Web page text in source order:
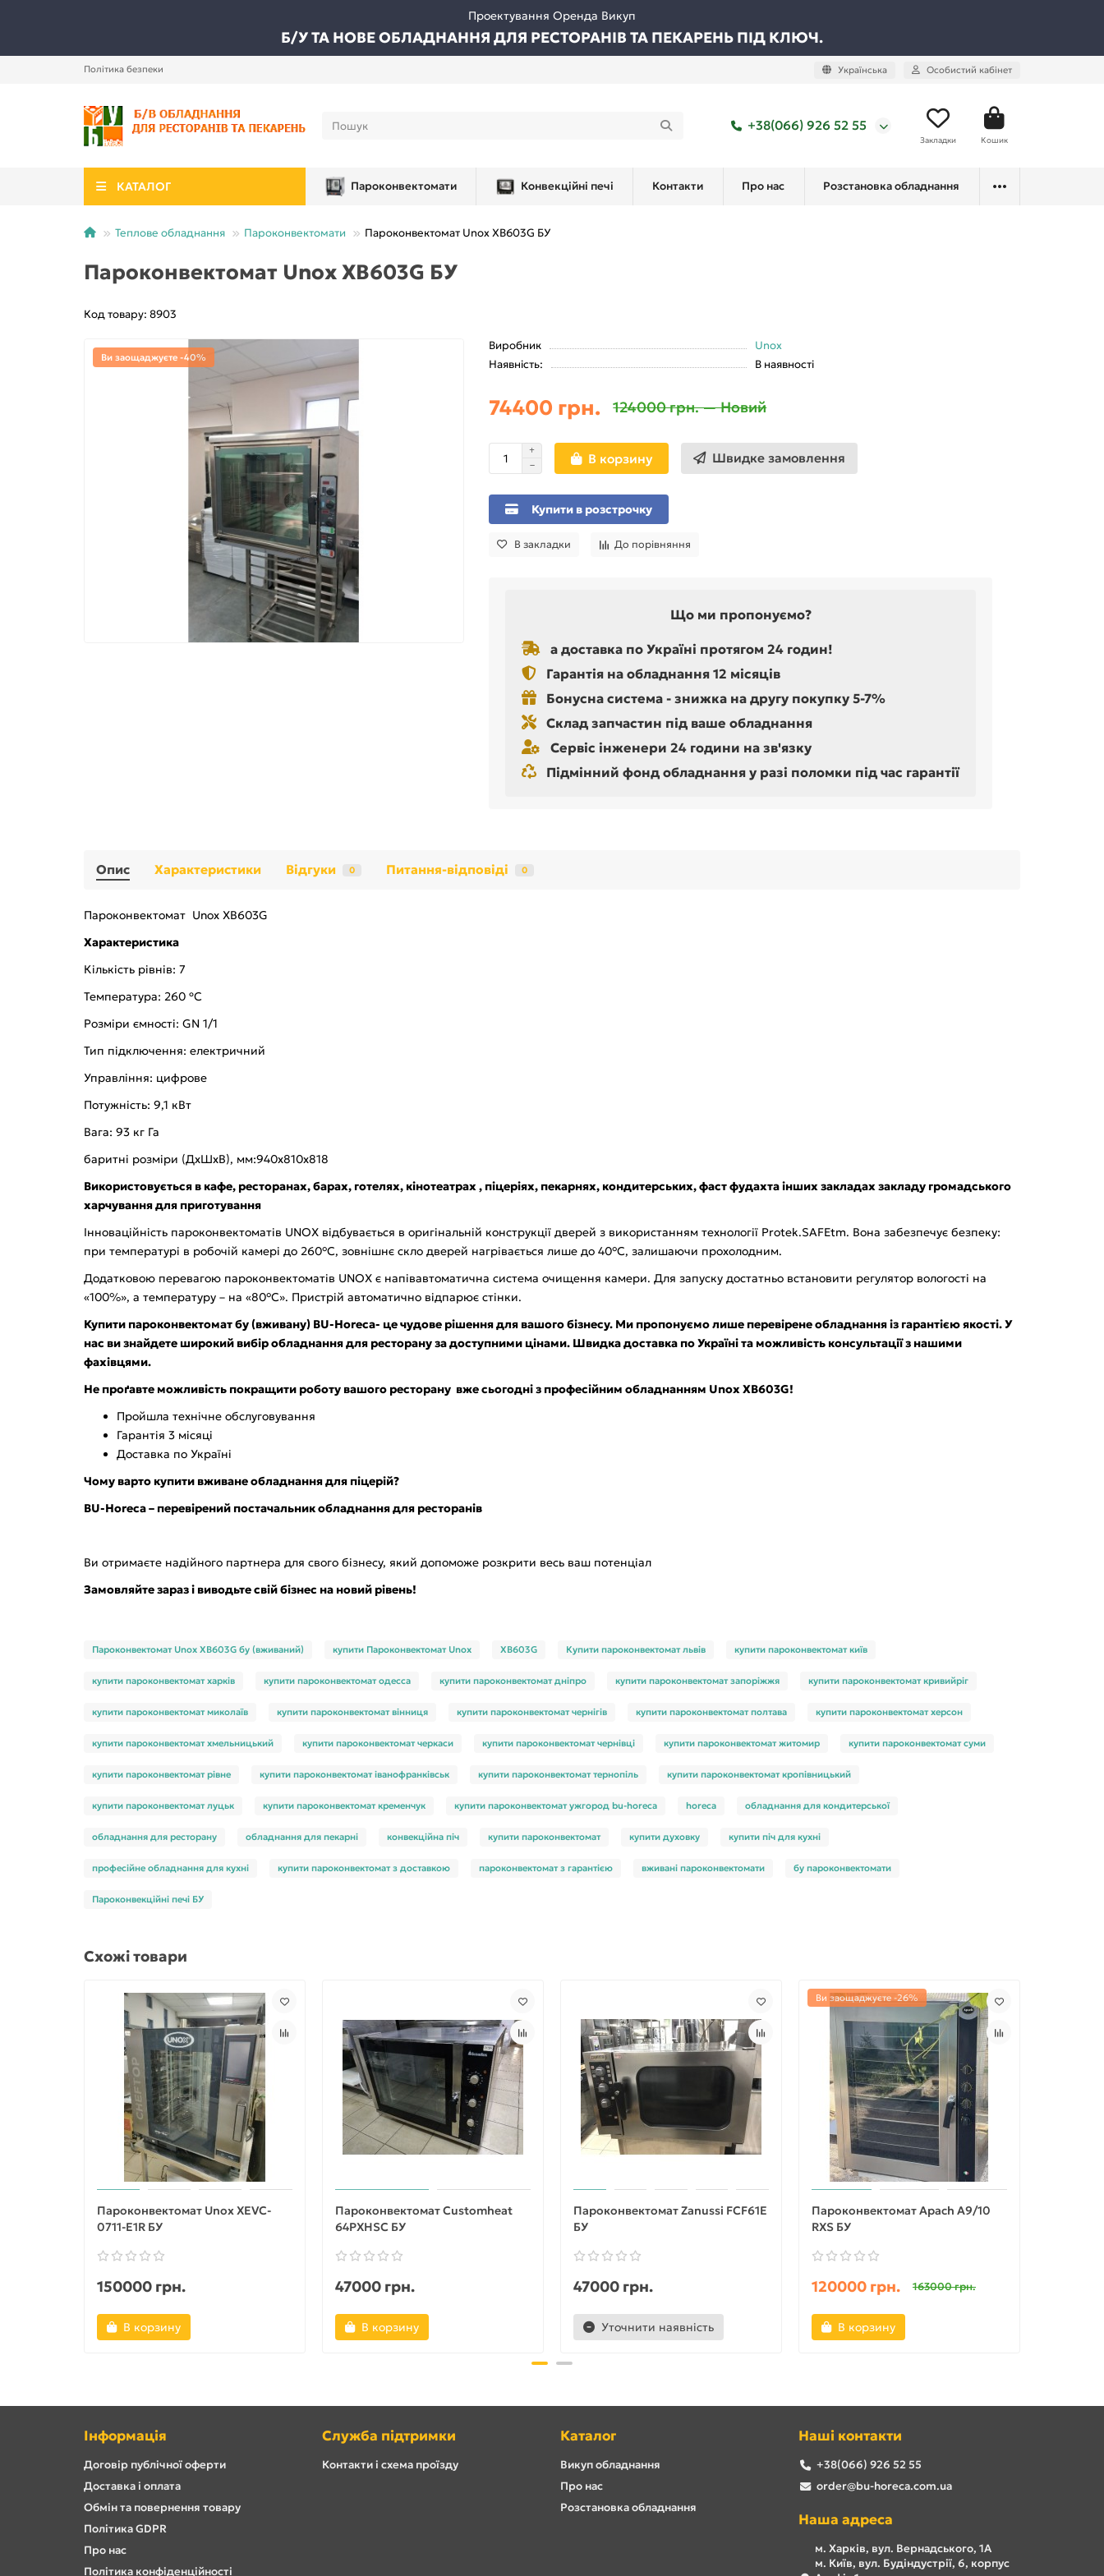
Проектування Оренда Викуп
Б/У ТА НОВЕ ОБЛАДНАННЯ ДЛЯ РЕСТОРАНІВ ТА ПЕКАРЕНЬ ПІД КЛЮЧ.
Політика безпеки Українська Особистий кабінет
+38(066) 926 52 55
Закладки Кошик
КАТАЛОГ Пароконвектомати Конвекційні печі Контакти Про нас Розстановка обладнання
Теплове обладнання Пароконвектомати Пароконвектомат Unox XB603G БУ
Пароконвектомат Unox XB603G БУ
Код товару: 8903
Ви заощаджуєте -40%
Виробник
Unox
Наявність:
В наявності
74400 грн. 124000 грн. — Новий
В корзину Швидке замовлення
Купити в розстрочку
В закладки До порівняння
Що ми пропонуємо?
а доставка по Україні протягом 24 годин!
Гарантія на обладнання 12 місяців
Бонусна система - знижка на другу покупку 5-7%
Склад запчастин під ваше обладнання
Сервіс інженери 24 години на зв'язку
Підмінний фонд обладнання у разі поломки під час гарантії
Опис Характеристики Відгуки 0 Питання-відповіді 0
Пароконвектомат Unox XB603G
Характеристика
Кількість рівнів: 7
Температура: 260 ºC
Розміри ємності: GN 1/1
Тип підключення: електричний
Управління: цифрове
Потужність: 9,1 кВт
Вага: 93 кг Га
баритні розміри (ДхШхВ), мм:940х810х818
Використовується в кафе, ресторанах, барах, готелях, кінотеатрах , піцеріях, пекарнях, кондитерських, фаст фудахта інших закладах закладу громадського
харчування для приготування
Інноваційність пароконвектоматів UNOX відбувається в оригінальній конструкції дверей з використанням технології Protek.SAFEtm. Вона забезпечує безпеку:
при температурі в робочій камері до 260°С, зовнішнє скло дверей нагрівається лише до 40°С, залишаючи прохолодним.
Додатковою перевагою пароконвектоматів UNOX є напівавтоматична система очищення камери. Для запуску достатньо встановити регулятор вологості на
«100%», а температуру – на «80°С». Пристрій автоматично відпарює стінки.
Купити пароконвектомат бу (вживану) BU-Horeca- це чудове рішення для вашого бізнесу. Ми пропонуємо лише перевірене обладнання із гарантією якості. У
нас ви знайдете широкий вибір обладнання для ресторану за доступними цінами. Швидка доставка по Україні та можливість консультації з нашими
фахівцями.
Не проґавте можливість покращити роботу вашого ресторану вже сьогодні з професійним обладнанням Unox XB603G!
Пройшла технічне обслуговування
Гарантія 3 місяці
Доставка по Україні
Чому варто купити вживане обладнання для піцерій?
BU-Horeca – перевірений постачальник обладнання для ресторанів
Ви отримаєте надійного партнера для свого бізнесу, який допоможе розкрити весь ваш потенціал
Замовляйте зараз і виводьте свій бізнес на новий рівень!
Пароконвектомат Unox XB603G бу (вживаний) купити Пароконвектомат Unox XB603G Купити пароконвектомат львів купити пароконвектомат київ
купити пароконвектомат харків купити пароконвектомат одесса купити пароконвектомат дніпро купити пароконвектомат запоріжжя купити пароконвектомат кривийріг
купити пароконвектомат миколаїв купити пароконвектомат вінниця купити пароконвектомат чернігів купити пароконвектомат полтава купити пароконвектомат херсон
купити пароконвектомат хмельницький купити пароконвектомат черкаси купити пароконвектомат чернівці купити пароконвектомат житомир купити пароконвектомат суми
купити пароконвектомат рівне купити пароконвектомат іванофранківськ купити пароконвектомат тернопіль купити пароконвектомат кропівницький
купити пароконвектомат луцьк купити пароконвектомат кременчук купити пароконвектомат ужгород bu-horeca horeca обладнання для кондитерської
обладнання для ресторану обладнання для пекарні конвекційна піч купити пароконвектомат купити духовку купити піч для кухні
професійне обладнання для кухні купити пароконвектомат з доставкою пароконвектомат з гарантією вживані пароконвектомати бу пароконвектомати
Пароконвекційні печі БУ
Схожі товари
Пароконвектомат Unox XEVC-
0711-E1R БУ
150000 грн.
В корзину
Пароконвектомат Customheat
64PXHSC БУ
47000 грн.
В корзину
Пароконвектомат Zanussi FCF61E
БУ
47000 грн.
Уточнити наявність
Ви заощаджуєте -26%
Пароконвектомат Apach A9/10
RXS БУ
120000 грн. 163000 грн.
В корзину
Інформація
Договір публічної оферти
Доставка і оплата
Обмін та повернення товару
Політика GDPR
Про нас
Політика конфіденційності
Служба підтримки
Контакти і схема проїзду
Каталог
Викуп обладнання
Про нас
Розстановка обладнання
Наші контакти
+38(066) 926 52 55
order@bu-horeca.com.ua
Наша адреса
м. Харків, вул. Вернадського, 1А
м. Київ, вул. Будіндустрії, 6, корпус